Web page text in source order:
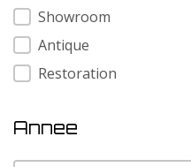
Showroom
Antique
Restoration
Annee